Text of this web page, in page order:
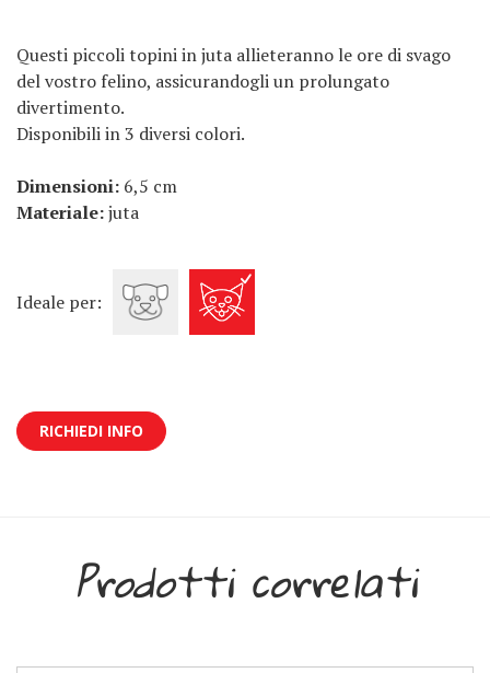
Questi piccoli topini in juta allieteranno le ore di svago
del vostro felino, assicurandogli un prolungato
divertimento.
Disponibili in 3 diversi colori.
Dimensioni: 6,5 cm
Materiale:juta
Ideale per:
RICHIEDI INFO
Prodotti correlati